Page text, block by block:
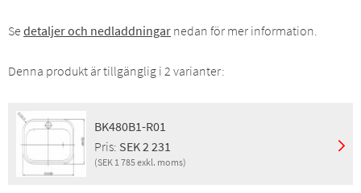
Se detaljer och nedladdningar nedan för mer information.
Denna produkt är tillgänglig i 2 varianter:
BK480B1-R01
Pris: SEK 2 231
(SEK 1 785 exkl. moms)